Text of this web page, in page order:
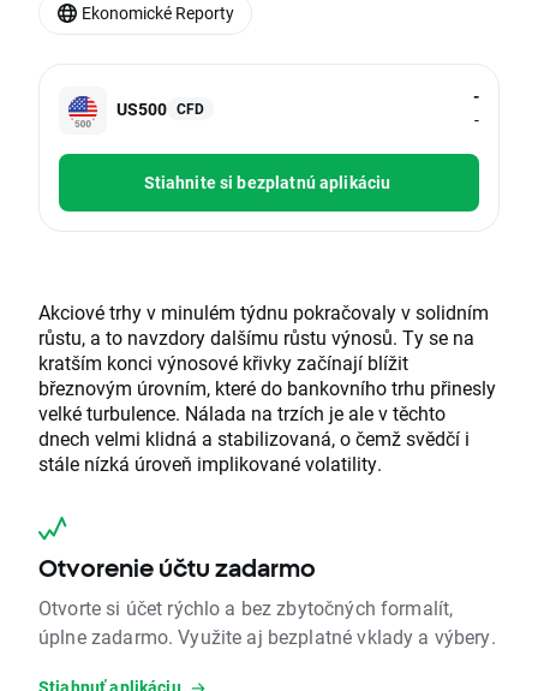
US500 CFD
-
-
Stiahnite si bezplatnú aplikáciu
Akciové trhy v minulém týdnu pokračovaly v solidním
růstu, a to navzdory dalšímu růstu výnosů. Ty se na
kratším konci výnosové křivky začínají blížit
březnovým úrovním, které do bankovního trhu přinesly
velké turbulence. Nálada na trzích je ale v těchto
dnech velmi klidná a stabilizovaná, o čemž svědčí i
stále nízká úroveň implikované volatility.
Otvorenie účtu zadarmo
Otvorte si účet rýchlo a bez zbytočných formalít,
úplne zadarmo. Využite aj bezplatné vklady a výbery.
Ekonomické Reporty